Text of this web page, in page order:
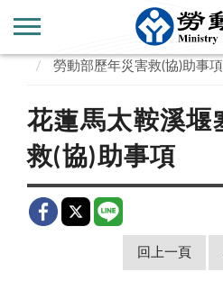
業務專區
其他重
勞動部歷年災害救(協)助事項
花蓮馬太鞍溪堰
救(協)助事項
回上一頁